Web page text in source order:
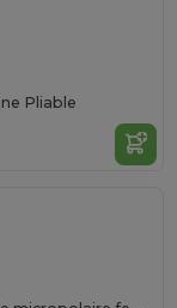
Pliable